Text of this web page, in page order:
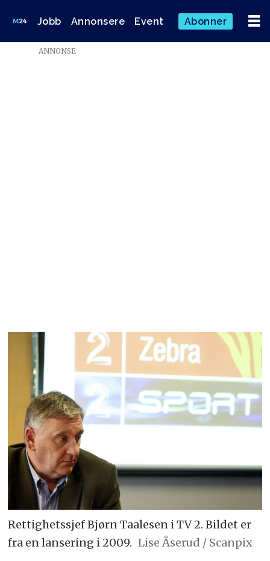
Jobb Annonsere Event Abonner
ANNONSE
Rettighetssjef Bjørn Taalesen i TV 2. Bildet er
fra en lansering i 2009. Lise Åserud / Scanpix